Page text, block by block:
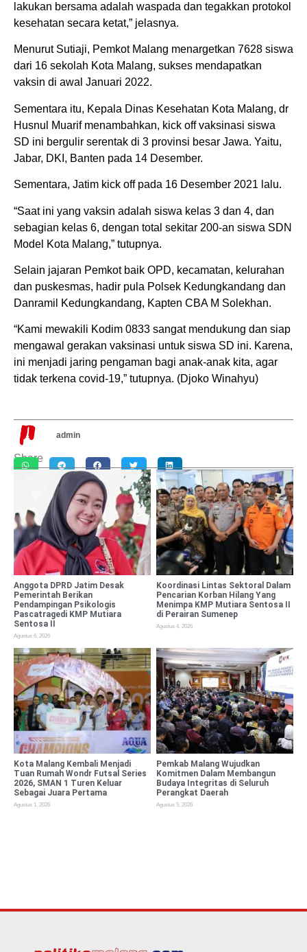
lakukan bersama adalah waspada dan tegakkan protokol
kesehatan secara ketat,” jelasnya.
Menurut Sutiaji, Pemkot Malang menargetkan 7628 siswa
dari 16 sekolah Kota Malang, sukses mendapatkan
vaksin di awal Januari 2022.
Sementara itu, Kepala Dinas Kesehatan Kota Malang, dr
Husnul Muarif menambahkan, kick off vaksinasi siswa
SD ini bergulir serentak di 3 provinsi besar Jawa. Yaitu,
Jabar, DKI, Banten pada 14 Desember.
Sementara, Jatim kick off pada 16 Desember 2021 lalu.
“Saat ini yang vaksin adalah siswa kelas 3 dan 4, dan
sebagian kelas 6, dengan total sekitar 200-an siswa SDN
Model Kota Malang,” tutupnya.
Selain jajaran Pemkot baik OPD, kecamatan, kelurahan
dan puskesmas, hadir pula Polsek Kedungkandang dan
Danramil Kedungkandang, Kapten CBA M Solekhan.
“Kami mewakili Kodim 0833 sangat mendukung dan siap
mengawal gerakan vaksinasi untuk siswa SD ini. Karena,
ini menjadi jaring pengaman bagi anak-anak kita, agar
tidak terkena covid-19,” tutupnya. (Djoko Winahyu)
admin
Share
Anggota DPRD Jatim Desak
Pemerintah Berikan
Pendampingan Psikologis
Pascatragedi KMP Mutiara
Sentosa II
Agustus 6, 2026
Koordinasi Lintas Sektoral Dalam
Pencarian Korban Hilang Yang
Menimpa KMP Mutiara Sentosa II
di Perairan Sumenep
Agustus 4, 2026
Kota Malang Kembali Menjadi
Tuan Rumah Wondr Futsal Series
2026, SMAN 1 Turen Keluar
Sebagai Juara Pertama
Agustus 1, 2026
Pemkab Malang Wujudkan
Komitmen Dalam Membangun
Budaya Integritas di Seluruh
Perangkat Daerah
Agustus 5, 2026